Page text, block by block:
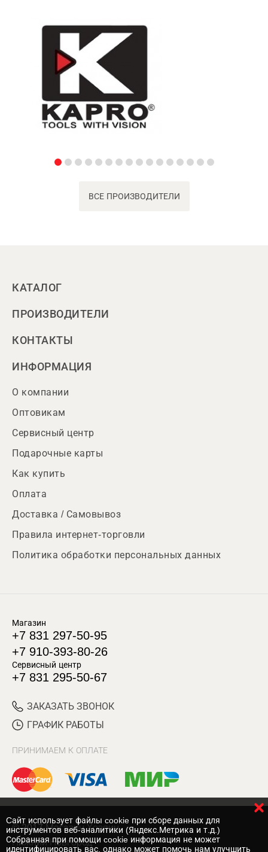
ВСЕ ПРОИЗВОДИТЕЛИ
КАТАЛОГ
ПРОИЗВОДИТЕЛИ
КОНТАКТЫ
ИНФОРМАЦИЯ
О компании
Оптовикам
Сервисный центр
Подарочные карты
Как купить
Оплата
Доставка / Самовывоз
Правила интернет-торговли
Политика обработки персональных данных
Магазин
+7 831 297-50-95
+7 910-393-80-26
Сервисный центр
+7 831 295-50-67
ЗАКАЗАТЬ ЗВОНОК
ГРАФИК РАБОТЫ
ПРИНИМАЕМ К ОПЛАТЕ
© 2017 Магазин Хозяин
Нижний Новгород
Cайт использует файлы cookie при сборе данных для
инструментов веб-аналитики (Яндекс.Метрика и т.д.)
Собранная при помощи cookie информация не может
идентифицировать вас, однако может помочь нам улучшить